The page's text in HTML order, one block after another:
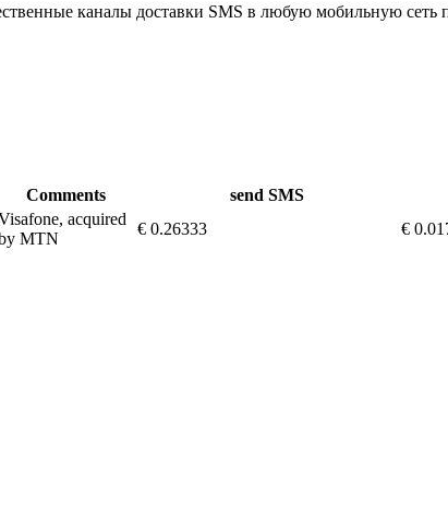
каналы доставки SMS в любую мобильную
Comments send SMS
acquired
MTN
€ 0.26333 €